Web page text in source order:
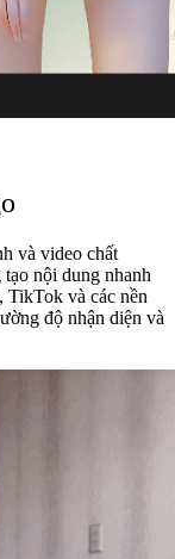
và video chất
nội dung nhanh
TikTok và các nền
độ nhận diện và